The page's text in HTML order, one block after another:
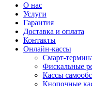
О нас
Услуги
Гарантия
Доставка и оплата
Контакты
Онлайн-кассы
Смарт-
Фискальные
Кассы
Кнопочные